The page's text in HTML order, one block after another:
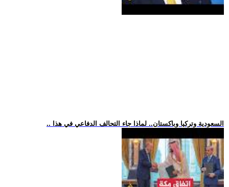
.. السعودية وتركيا وباكستان.. لماذا جاء التحالف الدفاعي في هذا